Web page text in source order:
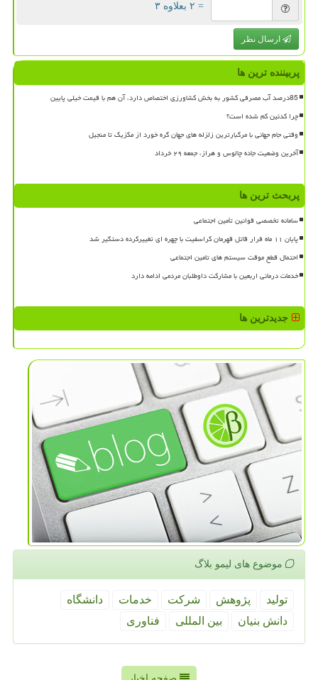
= ۲ بعلاوه ۳
ارسال نظر
پربیننده ترین ها
85درصد آب مصرفی کشور به بخش کشاورزی اختصاص دارد، آن هم با قیمت خیلی پایین
چرا کدئین کم شده است؟
وقتی جام جهانی با مرگبارترین زلزله های جهان گره خورد از مکزیک تا منجیل
آخرین وضعیت جاده چالوس و هراز، جمعه ۲۹ خرداد
پربحث ترین ها
سامانه تخصصی قوانین تأمین اجتماعی
پایان ۱۱ ماه فرار قاتل قهرمان کراسفیت با چهره ای تغییرکرده دستگیر شد
احتمال قطع موقت سیستم های تامین اجتماعی
خدمات درمانی اربعین با مشارکت داوطلبان مردمی ادامه دارد
جدیدترین ها
موضوع های لیمو بلاگ
تولید پژوهش شركت خدمات
دانشگاه
دانش بنیان
بین المللی فناوری